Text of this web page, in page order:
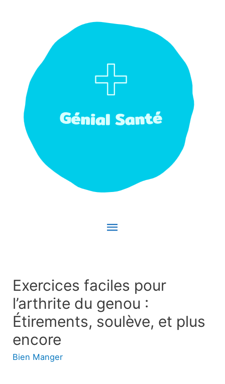
Menu
Exercices faciles pour
l’arthrite du genou :
Étirements, soulève, et plus
encore
Bien Manger